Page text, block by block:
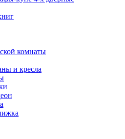
комнаты
и кресла